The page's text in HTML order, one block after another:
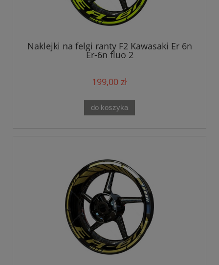
Naklejki na felgi ranty F2 Kawasaki Er 6n
Er-6n fluo 2
199,00 zł
do koszyka